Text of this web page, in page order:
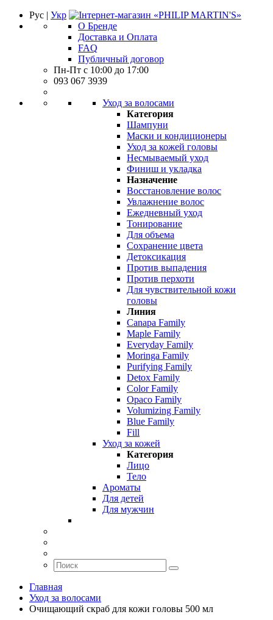
Рус | Укр
О Бренде
Доставка и Оплата
FAQ
Публичный договор
Пн-Пт с 10:00 до 17:00
093 067 3939
Уход за волосами
Категория
Шампуни
Маски и кондиционеры
Уход за кожей головы
Несмываемый уход
Финиш и укладка
Назначение
Восстановление волос
Увлажнение волос
Ежедневный уход
Тонирование
Для объема
Сохранение цвета
Детоксикация
Против выпадения
Против перхоти
Для чувствительной кожи
головы
Линия
Canapa Family
Maple Family
Everyday Family
Moringa Family
Purifying Family
Detox Family
Color Family
Opaco Family
Volumizing Family
Blue Family
Fill
Уход за кожей
Категория
Лицо
Тело
Ароматы
Для детей
Для мужчин
Главная
Уход за волосами
Очищающий скраб для кожи головы 500 мл